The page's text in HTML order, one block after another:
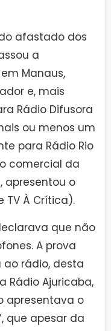
afastado dos
a
Manaus,
e, mais
Rádio Difusora
ou menos um
para Rádio Rio
comercial da
apresentou o
TV À Crítica).
que não
A prova
rádio, desta
Rádio Ajuricaba,
apresentava o
que apesar da